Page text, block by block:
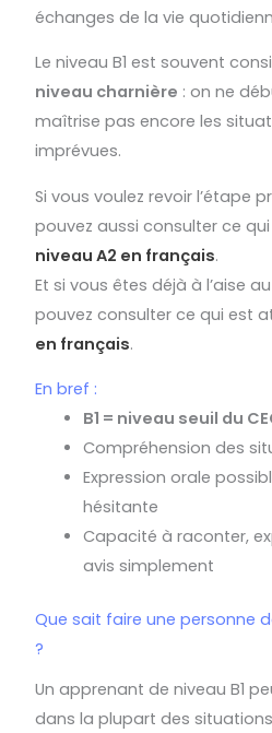
échanges de la vie
Le niveau B1 est souvent
niveau charnière : on ne
maîtrise pas encore les
imprévues.
Si vous voulez revoir l’étape
pouvez aussi consulter ce
niveau A2 en français.
Et si vous êtes déjà à l’aise
pouvez consulter ce qui est
en français.
En bref :
B1 = niveau seuil du
Compréhension des
Expression orale
hésitante
Capacité à raconter,
avis simplement
Que sait faire une personne
?
Un apprenant de niveau B1
dans la plupart des